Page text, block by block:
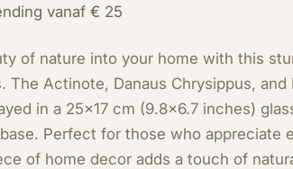
vanaf € 25
of nature into your home with this
The Actinote, Danaus Chrysippus,
in a 25x17 cm (9.8x6.7 inches)
Perfect for those who appreciate
of home decor adds a touch of